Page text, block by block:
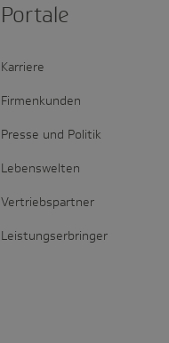
Portale
Karriere
Firmenkunden
Presse und Politik
Lebenswelten
Vertriebspartner
Leistungserbringer